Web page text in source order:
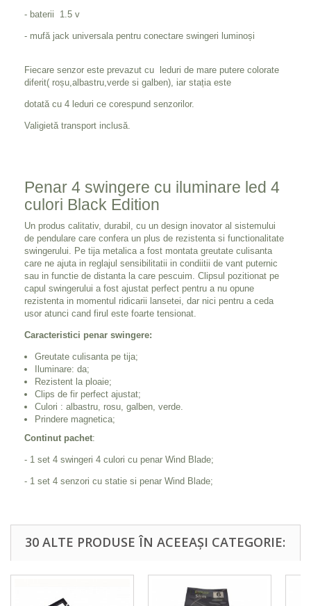
- baterii 1.5 v
- mufă jack universala pentru conectare swingeri luminoși
Fiecare senzor este prevazut cu leduri de mare putere colorate
diferit( roșu,albastru,verde si galben), iar stația este
dotată cu 4 leduri ce corespund senzorilor.
Valigietă transport inclusă.
Penar 4 swingere cu iluminare led 4
culori Black Edition
Un produs calitativ, durabil, cu un design inovator al sistemului
de pendulare care confera un plus de rezistenta si functionalitate
swingerului. Pe tija metalica a fost montata greutate culisanta
care ne ajuta in reglajul sensibilitatii in condiitii de vant puternic
sau in functie de distanta la care pescuim. Clipsul pozitionat pe
capul swingerului a fost ajustat perfect pentru a nu opune
rezistenta in momentul ridicarii lansetei, dar nici pentru a ceda
usor atunci cand firul este foarte tensionat.
Caracteristici penar swingere:
Greutate culisanta pe tija;
Iluminare: da;
Rezistent la ploaie;
Clips de fir perfect ajustat;
Culori : albastru, rosu, galben, verde.
Prindere magnetica;
Continut pachet:
- 1 set 4 swingeri 4 culori cu penar Wind Blade;
- 1 set 4 senzori cu statie si penar Wind Blade;
30 ALTE PRODUSE ÎN ACEEAȘI CATEGORIE: